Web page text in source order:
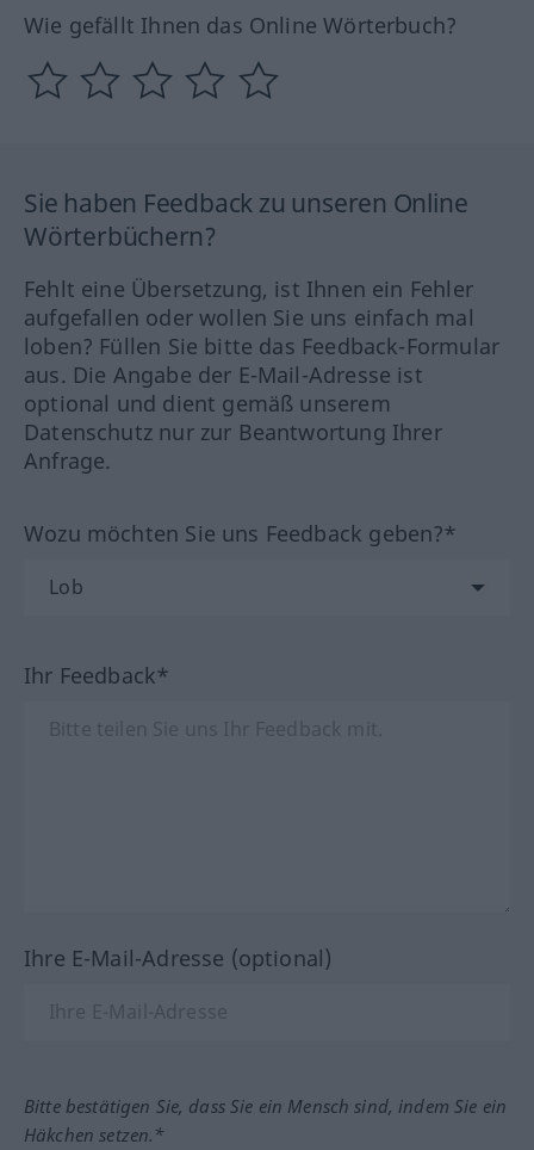
Wie gefällt Ihnen das Online Wörterbuch?
Sie haben Feedback zu unseren Online
Wörterbüchern?
Fehlt eine Übersetzung, ist Ihnen ein Fehler
aufgefallen oder wollen Sie uns einfach mal
loben? Füllen Sie bitte das Feedback-Formular
aus. Die Angabe der E-Mail-Adresse ist
optional und dient gemäß unserem
Datenschutz nur zur Beantwortung Ihrer
Anfrage.
Wozu möchten Sie uns Feedback geben?*
Ihr Feedback*
Ihre E-Mail-Adresse (optional)
Bitte bestätigen Sie, dass Sie ein Mensch sind, indem Sie ein
Häkchen setzen.*